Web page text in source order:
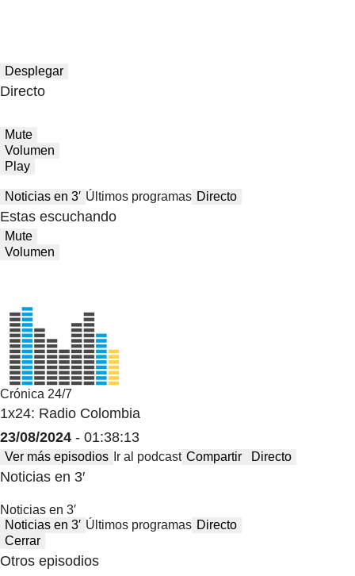
Desplegar
Directo
Mute
Volumen
Play
Noticias en 3′ Últimos programas Directo
Estas escuchando
Mute
Volumen
Crónica 24/7
1x24: Radio Colombia
23/08/2024 - 01:38:13
Ver más episodios Ir al podcast Compartir Directo
Noticias en 3′
Noticias en 3′
Noticias en 3′ Últimos programas Directo
Cerrar
Otros episodios